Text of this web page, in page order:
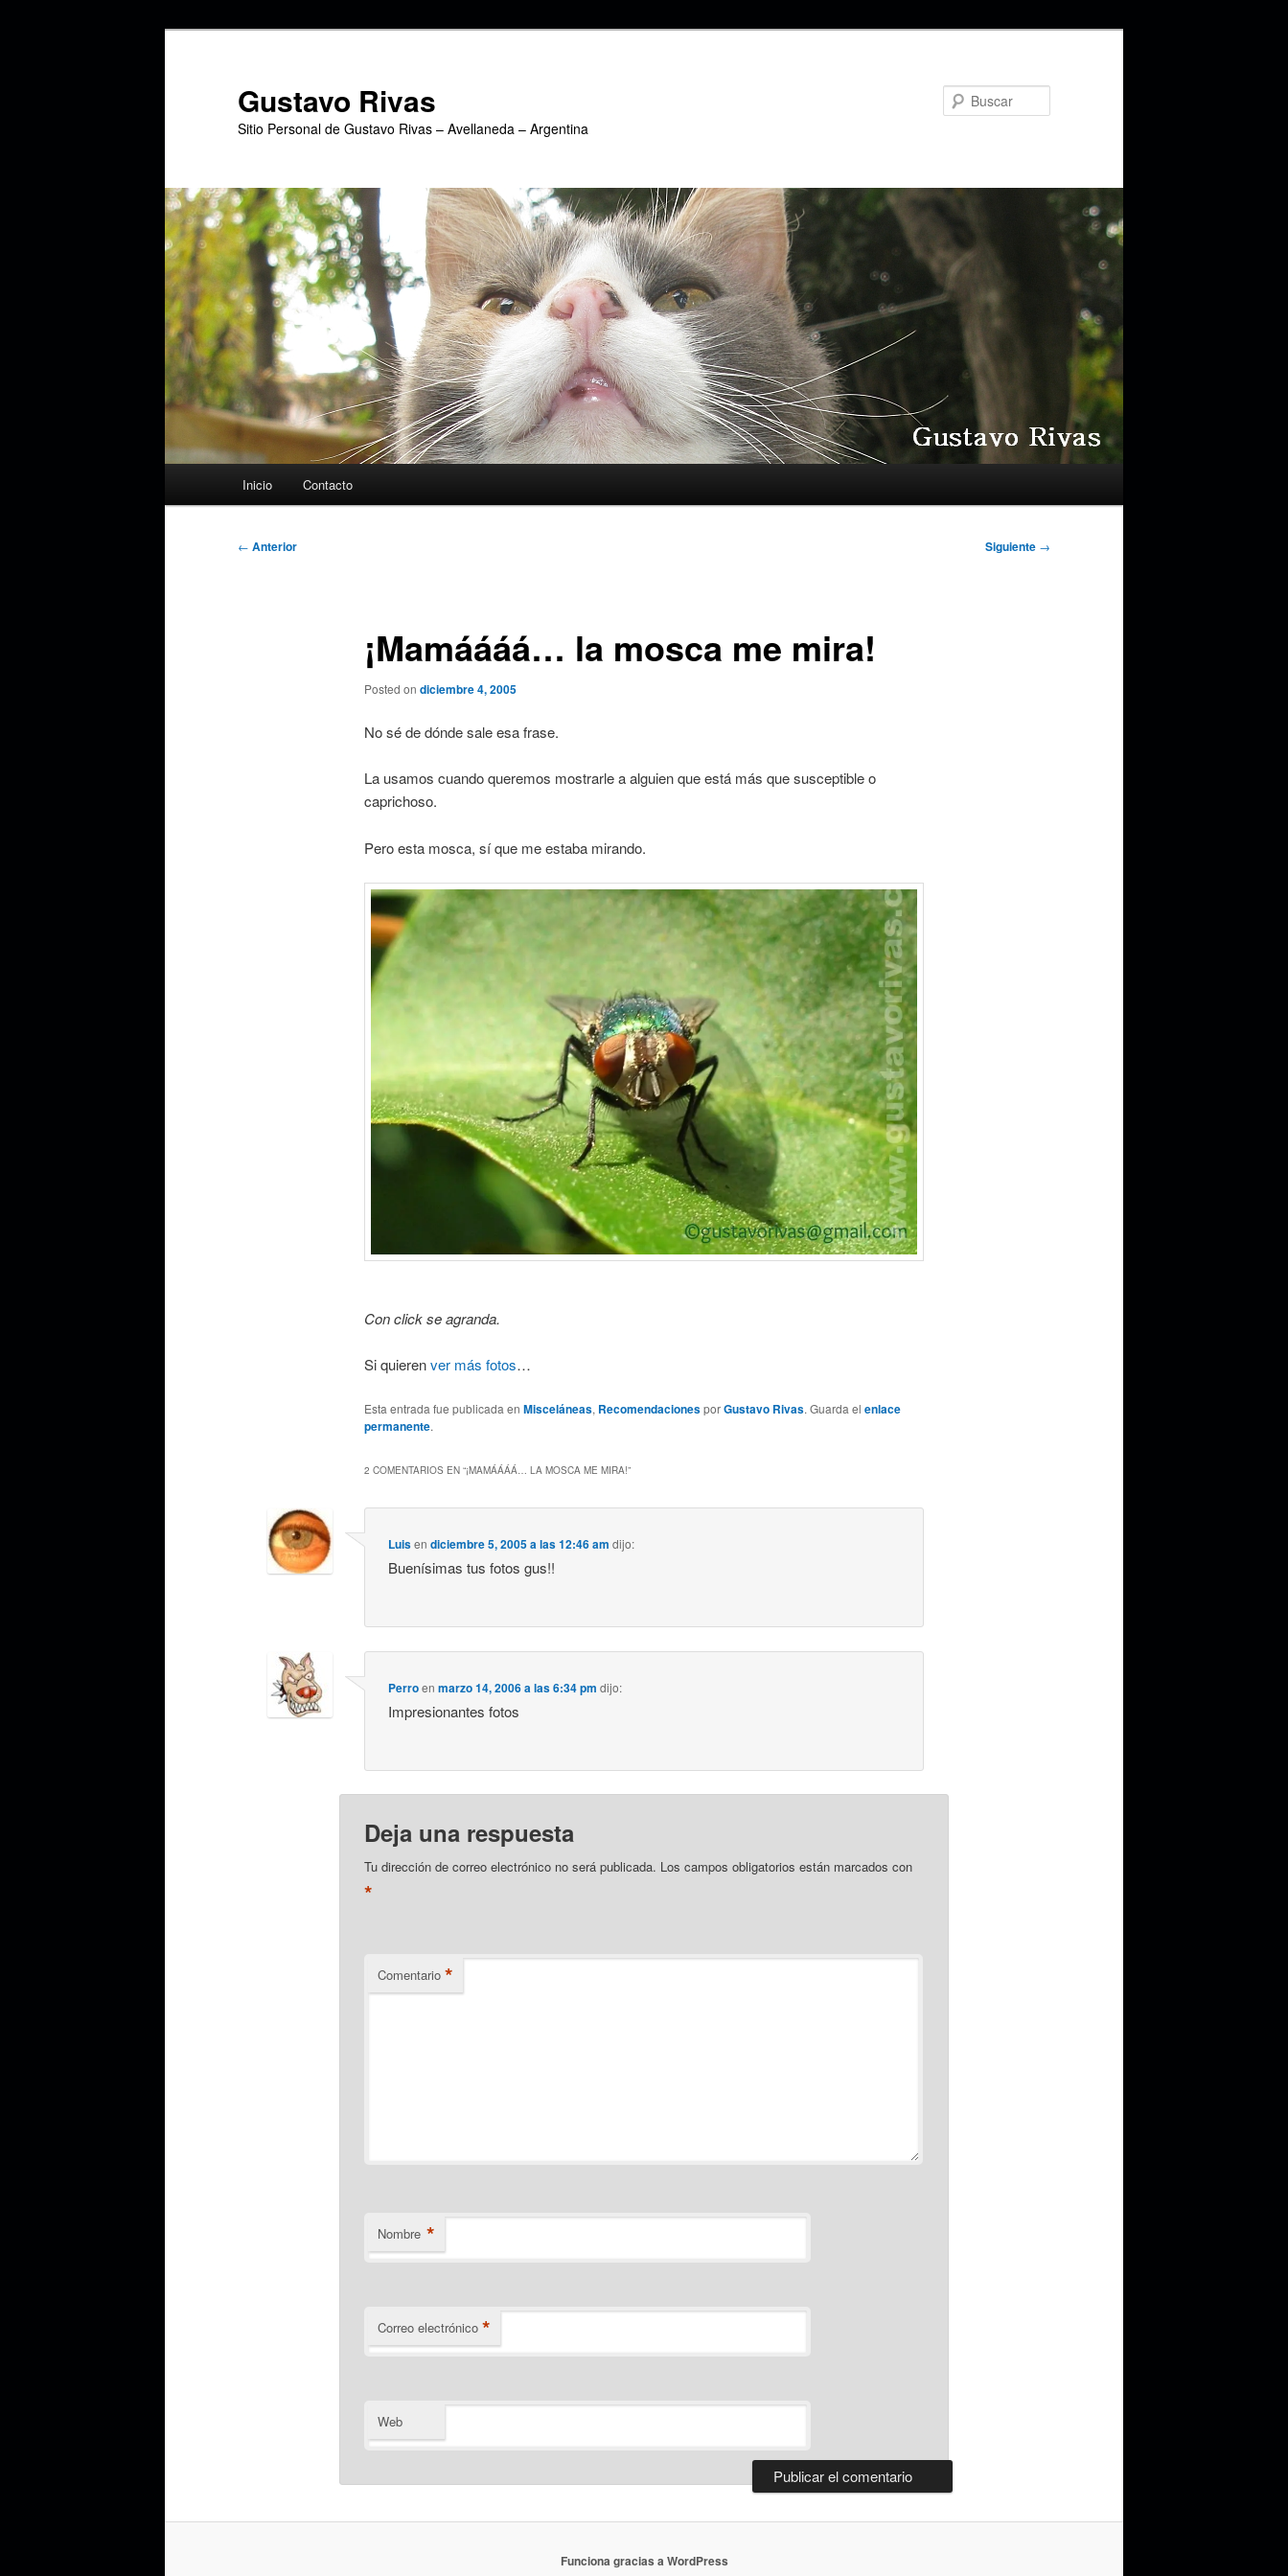
Gustavo Rivas
Sitio Personal de Gustavo Rivas – Avellaneda – Argentina
Inicio Contacto
Navegación
← Anterior Siguiente →
¡Mamáááá… la mosca me mira!
Posted on diciembre 4, 2005
No sé de dónde sale esa frase.
La usamos cuando queremos mostrarle a alguien que está más que susceptible o
caprichoso.
Pero esta mosca, sí que me estaba mirando.
Con click se agranda.
Si quierenver más fotos…
Esta entrada fue publicada en Misceláneas, RecomendacionesporGustavo Rivas. Guarda el enlace
permanente.
2 COMENTARIOS EN “¡MAMÁÁÁÁ… LA MOSCA ME MIRA!”
Luisendiciembre 5, 2005 a las 12:46 am dijo:
Buenísimas tus fotos gus!!
Perroenmarzo 14, 2006 a las 6:34 pm dijo:
Impresionantes fotos
Deja una respuesta
Tu dirección de correo electrónico no será publicada. Los campos obligatorios están marcados con
*
Comentario *
Nombre *
Correo electrónico *
Web
Funciona gracias a WordPress